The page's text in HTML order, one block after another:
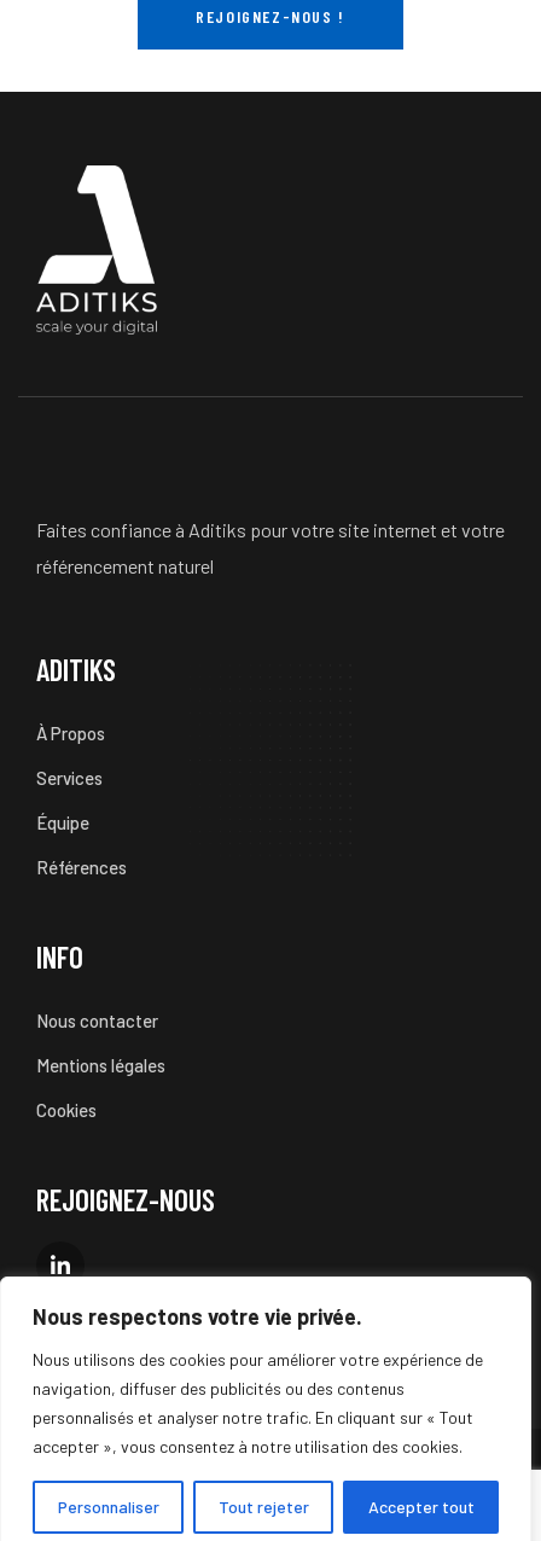
Nous respectons votre vie privée.
Nous utilisons des cookies pour améliorer votre expérience de
navigation, diffuser des publicités ou des contenus
personnalisés et analyser notre trafic. En cliquant sur « Tout
accepter », vous consentez à notre utilisation des cookies.
Personnaliser Tout rejeter Accepter tout
REJOIGNEZ-NOUS !
Faites confiance à Aditiks pour votre site internet et votre
référencement naturel
ADITIKS
À Propos
Services
Équipe
Références
INFO
Nous contacter
Mentions légales
Cookies
REJOIGNEZ-NOUS